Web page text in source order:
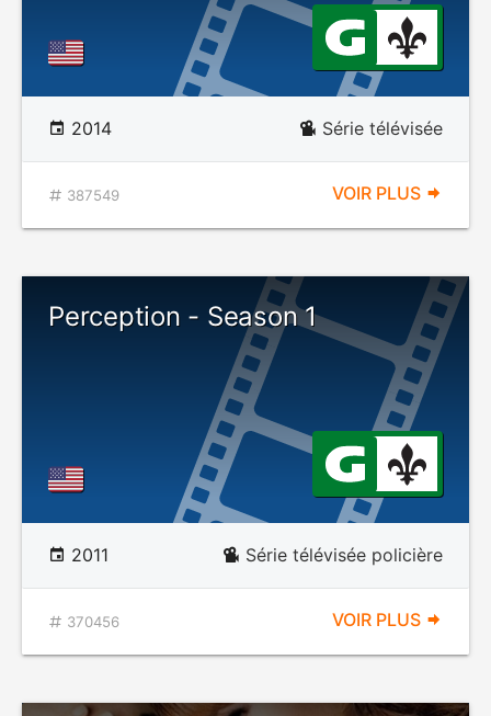
2014 Série télévisée
387549 VOIR PLUS
Perception - Season 1
2011 Série télévisée policière
370456 VOIR PLUS